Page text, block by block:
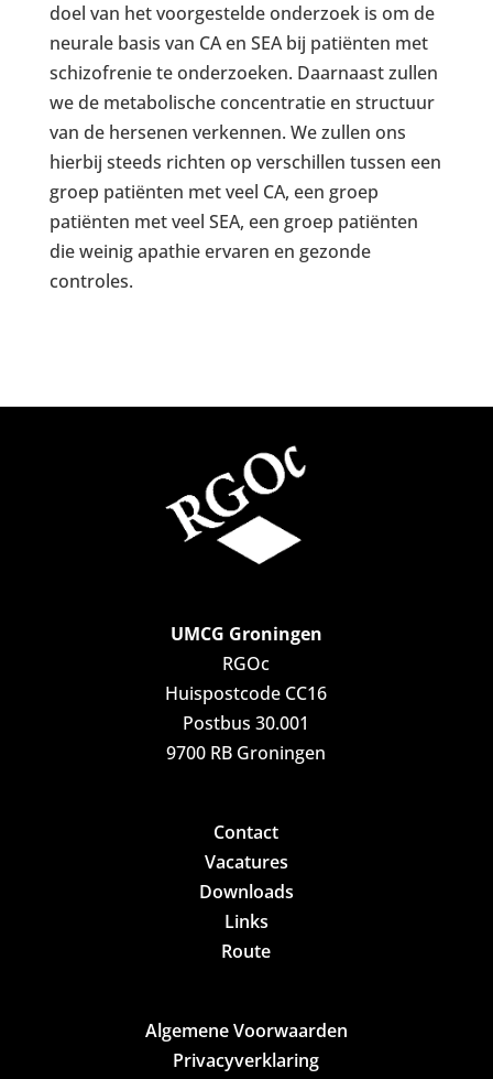
doel van het voorgestelde onderzoek is om de
neurale basis van CA en SEA bij patiënten met
schizofrenie te onderzoeken. Daarnaast zullen
we de metabolische concentratie en structuur
van de hersenen verkennen. We zullen ons
hierbij steeds richten op verschillen tussen een
groep patiënten met veel CA, een groep
patiënten met veel SEA, een groep patiënten
die weinig apathie ervaren en gezonde
controles.
UMCG Groningen
RGOc
Huispostcode CC16
Postbus 30.001
9700 RB Groningen
Contact
Vacatures
Downloads
Links
Route
Algemene Voorwaarden
Privacyverklaring